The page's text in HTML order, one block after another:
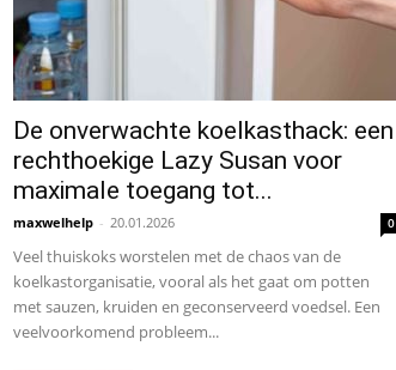
De onverwachte koelkasthack: een
rechthoekige Lazy Susan voor
maximale toegang tot...
maxwelhelp - 20.01.2026 0
Veel thuiskoks worstelen met de chaos van de
koelkastorganisatie, vooral als het gaat om potten
met sauzen, kruiden en geconserveerd voedsel. Een
veelvoorkomend probleem...